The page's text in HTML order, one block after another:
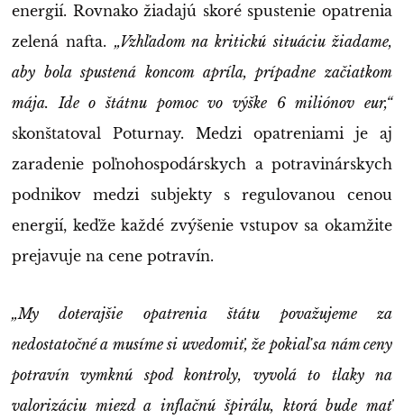
energií. Rovnako žiadajú skoré spustenie opatrenia
zelená nafta. „Vzhľadom na kritickú situáciu žiadame,
aby bola spustená koncom apríla, prípadne začiatkom
mája. Ide o štátnu pomoc vo výške 6 miliónov eur,“
skonštatoval Poturnay. Medzi opatreniami je aj
zaradenie poľnohospodárskych a potravinárskych
podnikov medzi subjekty s regulovanou cenou
energií, keďže každé zvýšenie vstupov sa okamžite
prejavuje na cene potravín.
„My doterajšie opatrenia štátu považujeme za
nedostatočné a musíme si uvedomiť, že pokiaľ sa nám ceny
potravín vymknú spod kontroly, vyvolá to tlaky na
valorizáciu miezd a inflačnú špirálu, ktorá bude mať